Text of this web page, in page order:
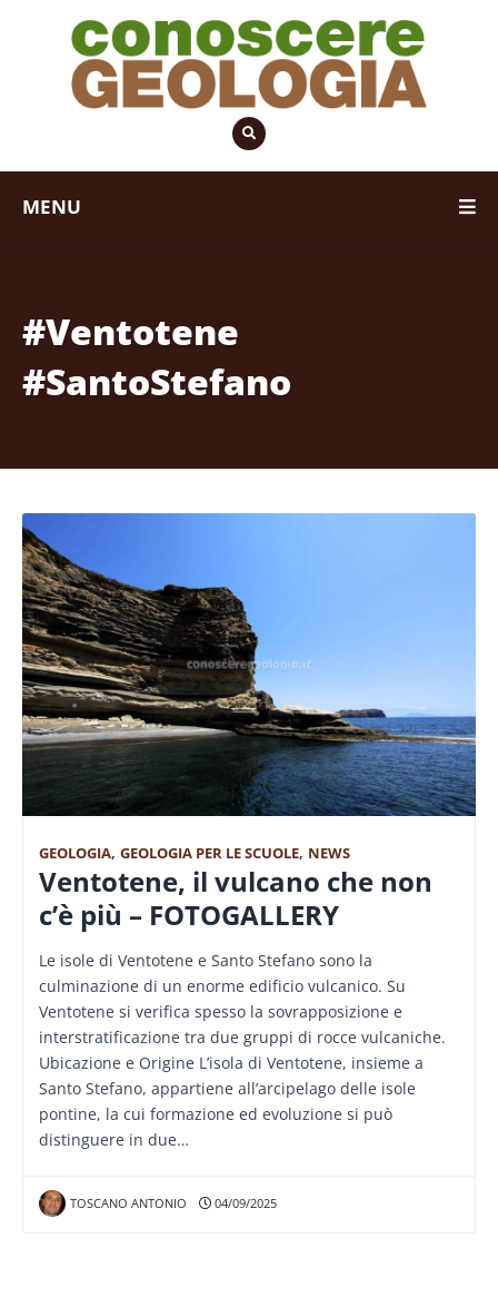
MENU
#Ventotene
#SantoStefano
GEOLOGIA, GEOLOGIA PER LE SCUOLE, NEWS
Ventotene, il vulcano che non
c’è più – FOTOGALLERY
Le isole di Ventotene e Santo Stefano sono la
culminazione di un enorme edificio vulcanico. Su
Ventotene si verifica spesso la sovrapposizione e
interstratificazione tra due gruppi di rocce vulcaniche.
Ubicazione e Origine L’isola di Ventotene, insieme a
Santo Stefano, appartiene all’arcipelago delle isole
pontine, la cui formazione ed evoluzione si può
distinguere in due…
TOSCANO ANTONIO 04/09/2025